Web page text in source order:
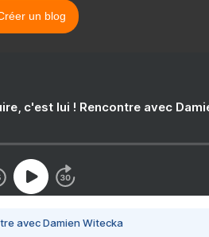
un blog
c'est lui ! Rencontre avec
avec Damien Witecka